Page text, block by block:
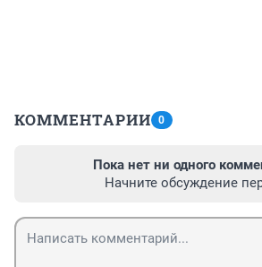
КОММЕНТАРИИ 0
Пока нет ни одного
Начните обсуждение